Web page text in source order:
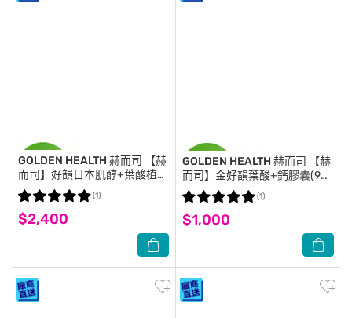
GOLDEN HEALTH 赫而司
【赫
而司】好韻日本肌醇+葉酸植物
膠囊(90顆×2罐)女性孕前補養
配方
$2,400
(1)
GOLDEN HEALTH 赫而司
【赫
而司】金好韻葉酸+鈣膠囊(90
顆*2罐)孕前補養配方葉酸
599mcg+鈣132mg
$1,000
(1)